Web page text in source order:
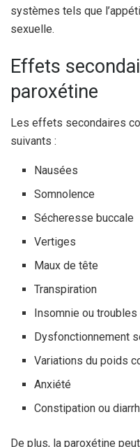
systèmes tels que
sexuelle.
Effets
paroxétine
Les effets secondaires
suivants :
Nausées
Somnolence
Sécheresse buccale
Vertiges
Maux de tête
Transpiration
Insomnie ou
Dysfonctionnement
Variations du poids
Anxiété
Constipation ou
De plus, la paroxétine